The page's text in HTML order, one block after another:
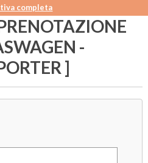
completa
-
]